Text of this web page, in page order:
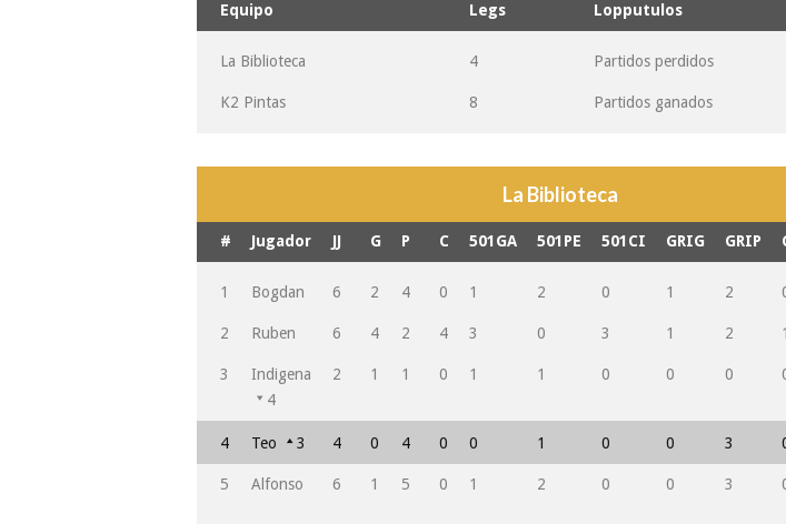
Equipo Legs Lopputulos
La Biblioteca 4 Partidos perdidos
K2 Pintas 8 Partidos ganados
La Biblioteca
# Jugador JJ G P C 501GA 501PE 501CI GRIG GRIP
1 Bogdan 6 2 4 0 1 2 0 1 2
2 Ruben 6 4 2 4 3 0 3 1 2 1
3
Indigena
4
2 1 1 0 1 1 0 0 0
4 Teo 3 4 0 4 0 0 1 0 0 3
5 Alfonso 6 1 5 0 1 2 0 0 3